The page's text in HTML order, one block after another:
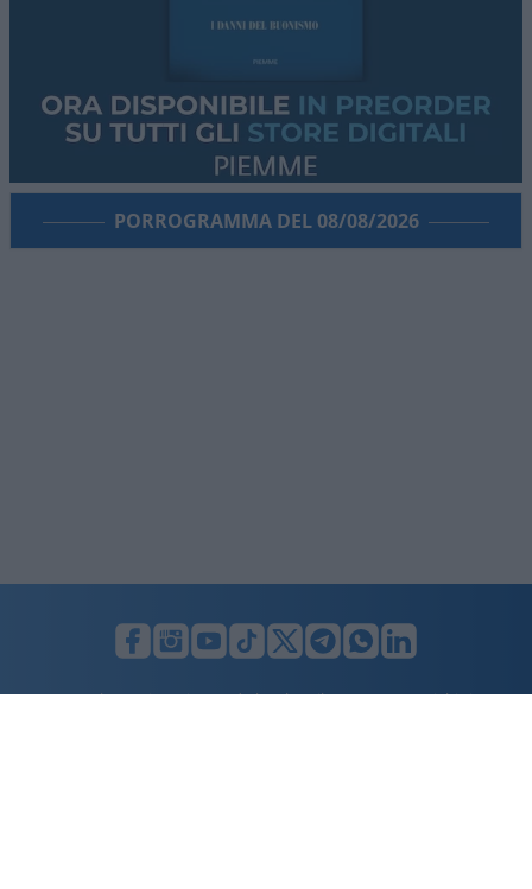
PORROGRAMMA DEL 08/08/2026
LUNIFIN S.r.l. a socio unico. Sede legale Milano, Largo F. Richini, 2/A,